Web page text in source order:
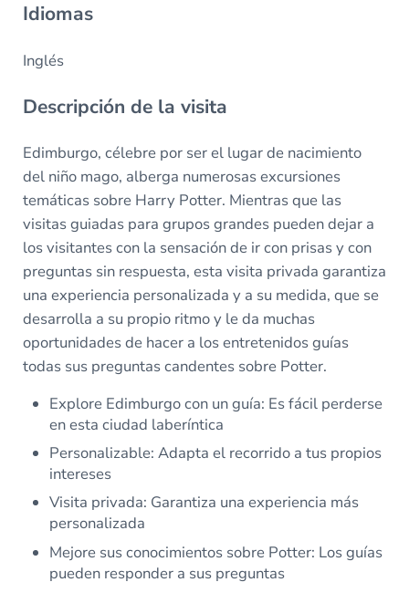
Idiomas
Inglés
Descripción de la visita
Edimburgo, célebre por ser el lugar de nacimiento
del niño mago, alberga numerosas excursiones
temáticas sobre Harry Potter. Mientras que las
visitas guiadas para grupos grandes pueden dejar a
los visitantes con la sensación de ir con prisas y con
preguntas sin respuesta, esta visita privada garantiza
una experiencia personalizada y a su medida, que se
desarrolla a su propio ritmo y le da muchas
oportunidades de hacer a los entretenidos guías
todas sus preguntas candentes sobre Potter.
Explore Edimburgo con un guía: Es fácil perderse
en esta ciudad laberíntica
Personalizable: Adapta el recorrido a tus propios
intereses
Visita privada: Garantiza una experiencia más
personalizada
Mejore sus conocimientos sobre Potter: Los guías
pueden responder a sus preguntas